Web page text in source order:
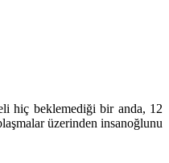
hiç beklemediği bir anda, 12
üzerinden insanoğlunu